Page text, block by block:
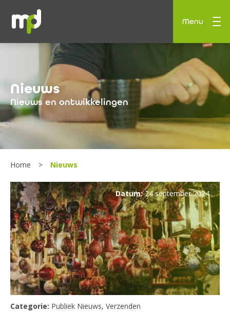
Menu
Nieuws
Nieuws en ontwikkelingen
Home Nieuws
Datum:24 september 2024
Categorie: Publiek Nieuws, Verzenden